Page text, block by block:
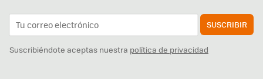
SUSCRIBIR
Suscribiéndote aceptas nuestra política de privacidad